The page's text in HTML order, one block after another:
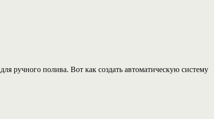
ручного полива. Вот как создать автоматическую систему